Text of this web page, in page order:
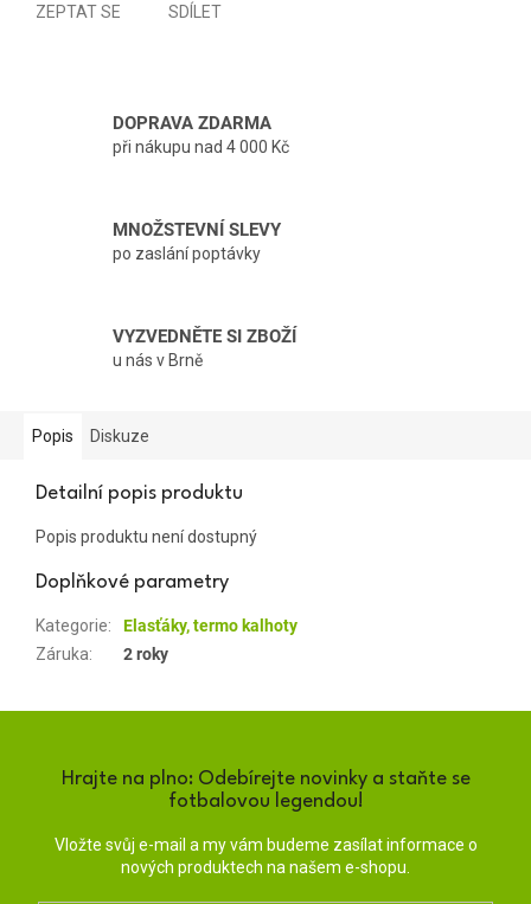
ZEPTAT SE SDÍLET
DOPRAVA ZDARMA
při nákupu nad 4 000 Kč
MNOŽSTEVNÍ SLEVY
po zaslání poptávky
VYZVEDNĚTE SI ZBOŽÍ
u nás v Brně
Popis Diskuze
Detailní popis produktu
Popis produktu není dostupný
Doplňkové parametry
Kategorie:
Elasťáky, termo kalhoty
Záruka: 2 roky
Hrajte na plno: Odebírejte novinky a staňte se
fotbalovou legendou!
Vložte svůj e-mail a my vám budeme zasílat informace o
nových produktech na našem e-shopu.